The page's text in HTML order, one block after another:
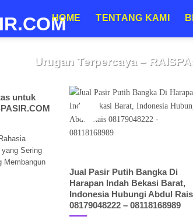
HOME TENTANG KAMI
Urugan Terpercaya –
Urugan Murah Jabodetabek, Solusi Timbunan Lahan
Dalam dunia konstruksi, keberhasilan[BACA
untuk
Sering
Membangun
Jual Pasir Putih Bangka Di
Harapan Indah Bekasi Barat,
Indonesia Hubungi Abdul Rais
08179048222 – 08118168989